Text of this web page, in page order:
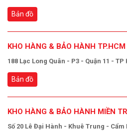
Bản đồ
KHO HÀNG & BẢO HÀNH TP.HCM
188 Lạc Long Quân - P3 - Quận 11 - TP
Bản đồ
KHO HÀNG & BẢO HÀNH MIỀN
Số 20 Lê Đại Hành - Khuê Trung - Cẩm